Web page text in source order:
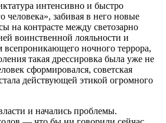
интенсивно и быстро
человека», забивая в него новые
на контрасте между светозарно
воинственной лояльности и
ночного террора,
такая дрессировка была уже не
сформировался, советская
действующей этикой огромного
и начались проблемы.